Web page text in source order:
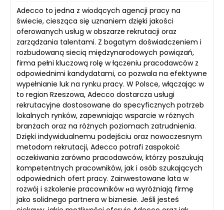
Adecco to jedna z wiodących agencji pracy na
świecie, ciesząca się uznaniem dzięki jakości
oferowanych usług w obszarze rekrutacji oraz
zarządzania talentami. Z bogatym doświadczeniem i
rozbudowaną siecią międzynarodowych powiązań,
firma pełni kluczową rolę w łączeniu pracodawców z
odpowiednimi kandydatami, co pozwala na efektywne
wypełnianie luk na rynku pracy. W Polsce, włączając w
to region Rzeszowa, Adecco dostarcza usługi
rekrutacyjne dostosowane do specyficznych potrzeb
lokalnych rynków, zapewniając wsparcie w różnych
branżach oraz na różnych poziomach zatrudnienia.
Dzięki indywidualnemu podejściu oraz nowoczesnym
metodom rekrutacji, Adecco potrafi zaspokoić
oczekiwania zarówno pracodawców, którzy poszukują
kompetentnych pracowników, jak i osób szukających
odpowiednich ofert pracy. Zainwestowane lata w
rozwój i szkolenie pracowników нa wyróżniają firmę
jako solidnego partnera w biznesie. Jeśli jesteś